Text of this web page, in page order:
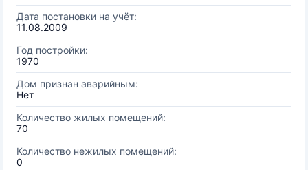
Дата постановки на учёт:
11.08.2009
Год постройки:
1970
Дом признан аварийным:
Нет
Количество жилых помещений:
70
Количество нежилых помещений:
0